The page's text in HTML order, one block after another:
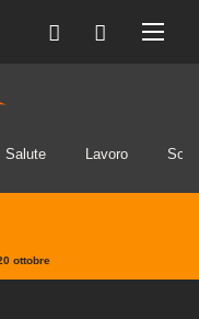
Salute Lavoro
ottobre